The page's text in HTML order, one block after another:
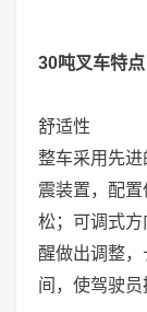
30吨叉车特点
舒适性
整车采用先
震装置，配
松；可调式
醒做出调整
间，使驾驶员